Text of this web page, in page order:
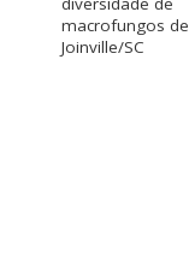
macrofungos de
Joinville/SC